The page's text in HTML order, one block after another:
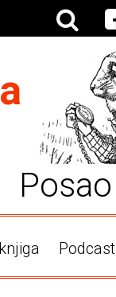
Posao
Podcast